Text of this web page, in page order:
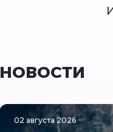
НОВОСТИ
02 августа 2026